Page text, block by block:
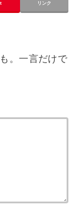
リンク
。一言だけで